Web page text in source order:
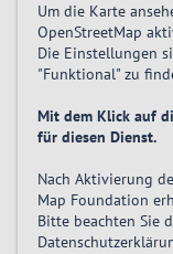
Um die Karte
OpenStreetMap
Die Einstellungen
"Funktional" zu
Mit dem Klick auf
für diesen Dienst.
Nach Aktivierung
Map Foundation
Bitte beachten Sie